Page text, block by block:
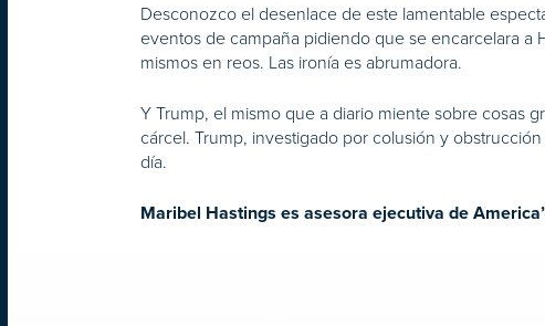
Desconozco el desenlace de este lamentable
eventos de campaña pidiendo que se encarcelara a
mismos en reos. Las ironía es abrumadora.
Y Trump, el mismo que a diario miente sobre cosas
cárcel. Trump, investigado por colusión y
día.
Maribel Hastings es asesora ejecutiva de